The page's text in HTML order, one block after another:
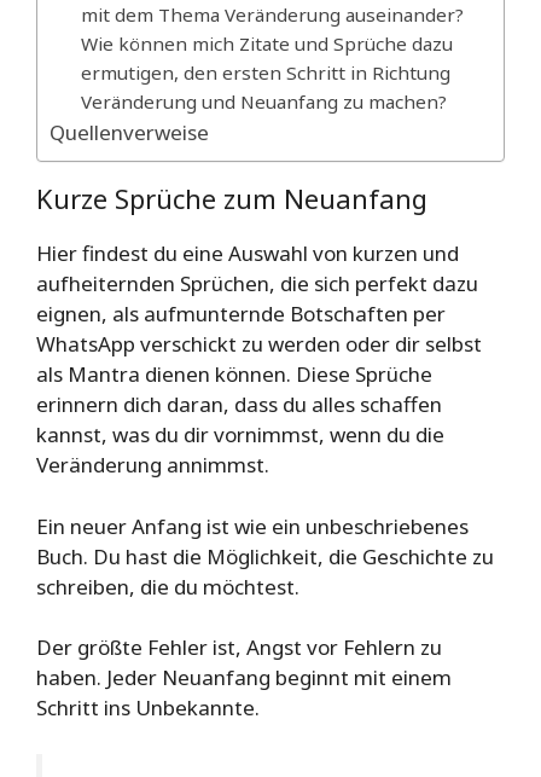
mit dem Thema Veränderung auseinander?
Wie können mich Zitate und Sprüche dazu
ermutigen, den ersten Schritt in Richtung
Veränderung und Neuanfang zu machen?
Quellenverweise
Kurze Sprüche zum Neuanfang
Hier findest du eine Auswahl von kurzen und
aufheiternden Sprüchen, die sich perfekt dazu
eignen, als aufmunternde Botschaften per
WhatsApp verschickt zu werden oder dir selbst
als Mantra dienen können. Diese Sprüche
erinnern dich daran, dass du alles schaffen
kannst, was du dir vornimmst, wenn du die
Veränderung annimmst.
Ein neuer Anfang ist wie ein unbeschriebenes
Buch. Du hast die Möglichkeit, die Geschichte zu
schreiben, die du möchtest.
Der größte Fehler ist, Angst vor Fehlern zu
haben. Jeder Neuanfang beginnt mit einem
Schritt ins Unbekannte.